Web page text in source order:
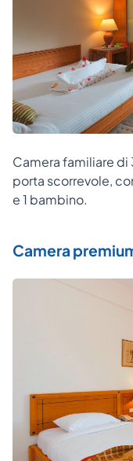
Camera familiare
porta scorrevole,
e 1 bambino.
Camera